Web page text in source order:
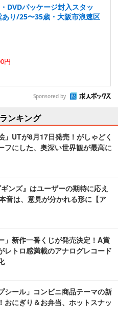
DVDパッケージ封入スタッ
り/25〜35歳・大阪市浪速区
円
Sponsored by
ンキング
」UTが8月17日発売！がしゃどく
フにした、奥深い世界観が最高に
ンズ』はユーザーの期待に応え
音は、意見が分かれる形に【ア
」新作一番くじが発売決定！A賞
レトロ感満載のアナログレコード
シール」コンビニ商品テーマの新
おにぎり＆お弁当、ホットスナッ